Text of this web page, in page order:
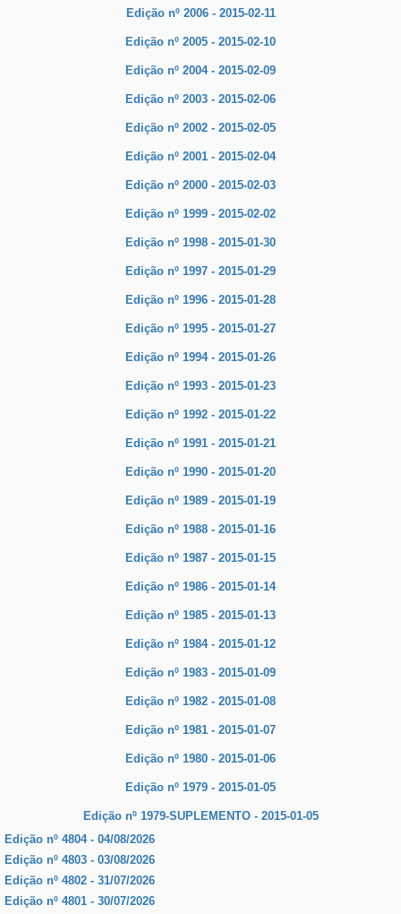
Edição nº 2006 - 2015-02-11
Edição nº 2005 - 2015-02-10
Edição nº 2004 - 2015-02-09
Edição nº 2003 - 2015-02-06
Edição nº 2002 - 2015-02-05
Edição nº 2001 - 2015-02-04
Edição nº 2000 - 2015-02-03
Edição nº 1999 - 2015-02-02
Edição nº 1998 - 2015-01-30
Edição nº 1997 - 2015-01-29
Edição nº 1996 - 2015-01-28
Edição nº 1995 - 2015-01-27
Edição nº 1994 - 2015-01-26
Edição nº 1993 - 2015-01-23
Edição nº 1992 - 2015-01-22
Edição nº 1991 - 2015-01-21
Edição nº 1990 - 2015-01-20
Edição nº 1989 - 2015-01-19
Edição nº 1988 - 2015-01-16
Edição nº 1987 - 2015-01-15
Edição nº 1986 - 2015-01-14
Edição nº 1985 - 2015-01-13
Edição nº 1984 - 2015-01-12
Edição nº 1983 - 2015-01-09
Edição nº 1982 - 2015-01-08
Edição nº 1981 - 2015-01-07
Edição nº 1980 - 2015-01-06
Edição nº 1979 - 2015-01-05
Edição nº 1979-SUPLEMENTO - 2015-01-05
Edição nº 4804 - 04/08/2026
Edição nº 4803 - 03/08/2026
Edição nº 4802 - 31/07/2026
Edição nº 4801 - 30/07/2026